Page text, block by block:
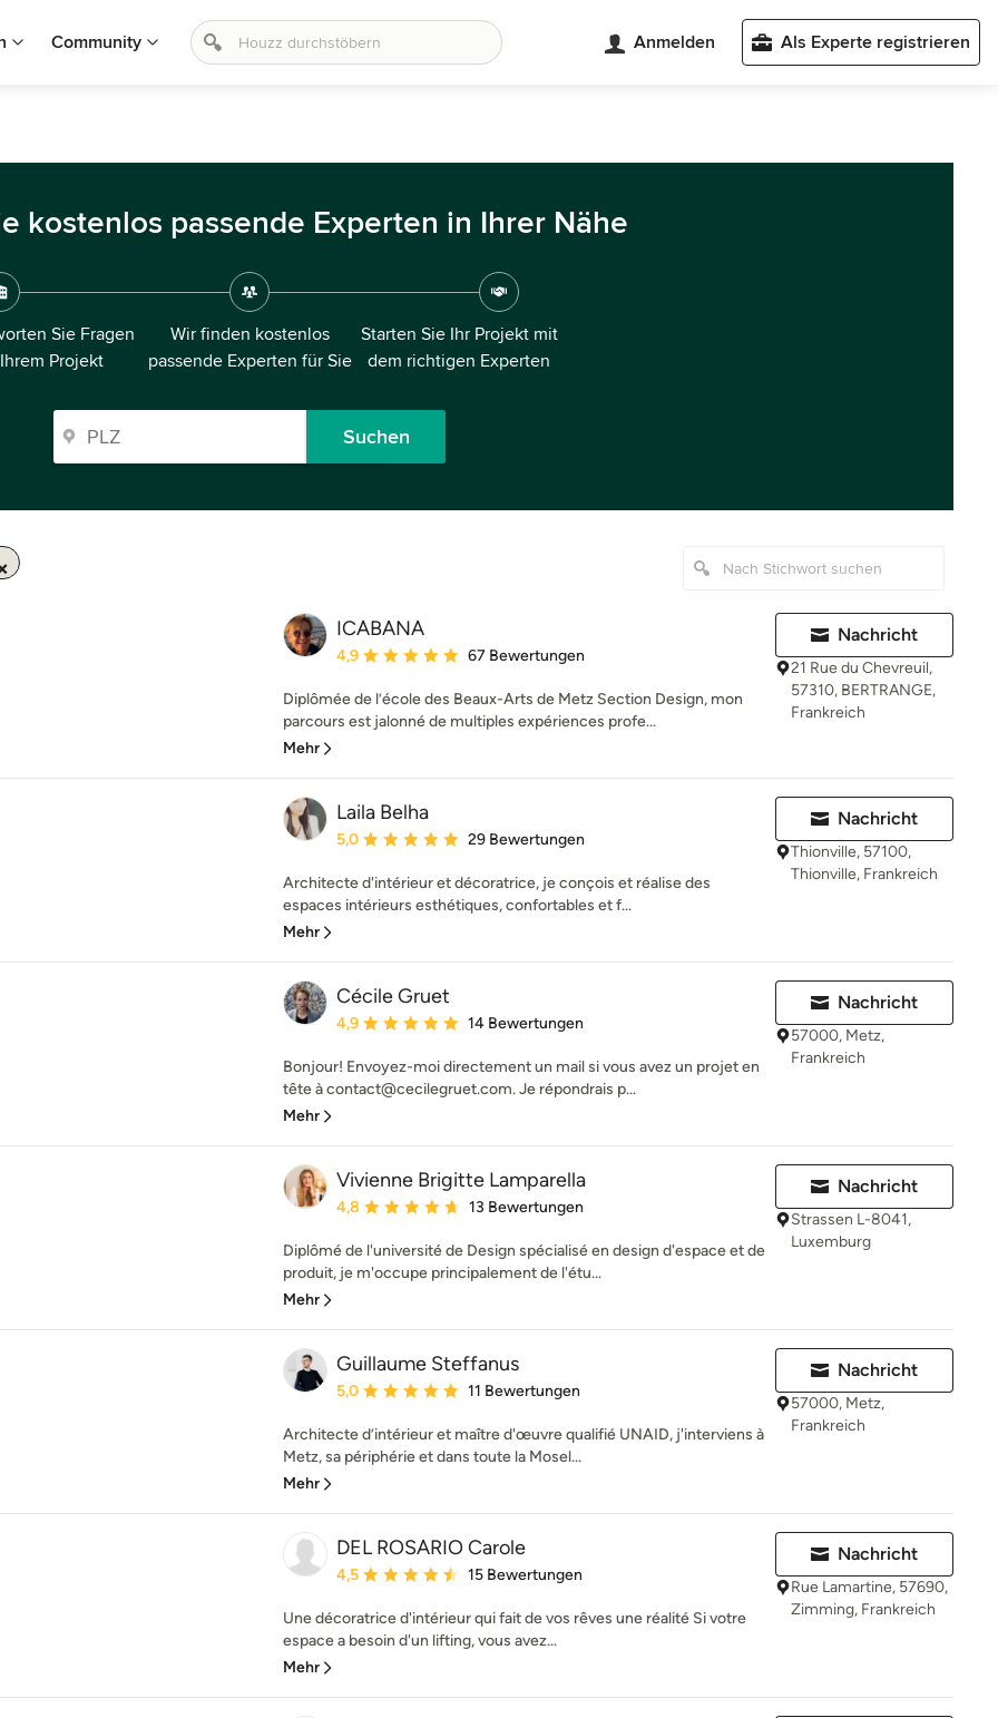
Community Anmelden Als Experte registrieren
kostenlos passende Experten in Ihrer Nähe
Sie Fragen
Projekt
Wir finden kostenlos
passende Experten für Sie
Starten Sie Ihr Projekt mit
dem richtigen Experten
Suchen
ICABANA
Durchschnittliche Bewertung: 4.9 von 5 Sternen
4,9 67 Bewertungen
Diplômée de l’école des Beaux-Arts de Metz Section Design, mon
parcours est jalonné de multiples expériences profe...
Mehr
Nachricht
21 Rue du Chevreuil,
57310, BERTRANGE,
Frankreich
Laila Belha
Durchschnittliche Bewertung: 5 von 5 Sternen
5,0 29 Bewertungen
Architecte d'intérieur et décoratrice, je conçois et réalise des
espaces intérieurs esthétiques, confortables et f...
Mehr
Nachricht
Thionville, 57100,
Thionville, Frankreich
Cécile Gruet
Durchschnittliche Bewertung: 4.9 von 5 Sternen
4,9 14 Bewertungen
Bonjour! Envoyez-moi directement un mail si vous avez un projet en
tête à contact@cecilegruet.com. Je répondrais p...
Mehr
Nachricht
57000, Metz,
Frankreich
Vivienne Brigitte Lamparella
Durchschnittliche Bewertung: 4.8 von 5 Sternen
4,8 13 Bewertungen
Diplômé de l'université de Design spécialisé en design d'espace et de
produit, je m'occupe principalement de l'étu...
Mehr
Nachricht
Strassen L-8041,
Luxemburg
Guillaume Steffanus
Durchschnittliche Bewertung: 5 von 5 Sternen
5,0 11 Bewertungen
Architecte d’intérieur et maître d'œuvre qualifié UNAID, j'interviens à
Metz, sa périphérie et dans toute la Mosel...
Mehr
Nachricht
57000, Metz,
Frankreich
DEL ROSARIO Carole
Durchschnittliche Bewertung: 4.5 von 5 Sternen
4,5 15 Bewertungen
Une décoratrice d'intérieur qui fait de vos rêves une réalité Si votre
espace a besoin d'un lifting, vous avez...
Mehr
Nachricht
Rue Lamartine, 57690,
Zimming, Frankreich